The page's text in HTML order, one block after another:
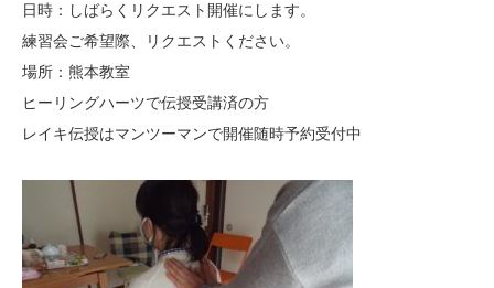
日時：しばらくリクエスト開催にします。
練習会ご希望際、リクエストください。
場所：熊本教室
ヒーリングハーツで伝授受講済の方
レイキ伝授はマンツーマンで開催随時予約受付中